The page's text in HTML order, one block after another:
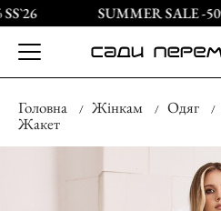
SUMMER SALE -
Головна Жінкам Одяг
Жакет